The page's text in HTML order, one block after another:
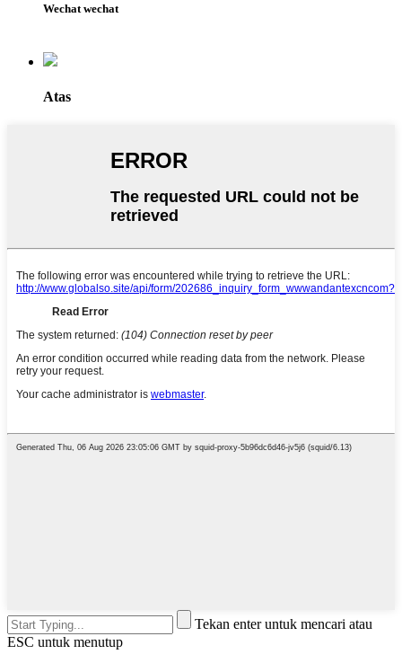
Wechat wechat
Atas
Tekan enter untuk mencari atau
ESC untuk menutup